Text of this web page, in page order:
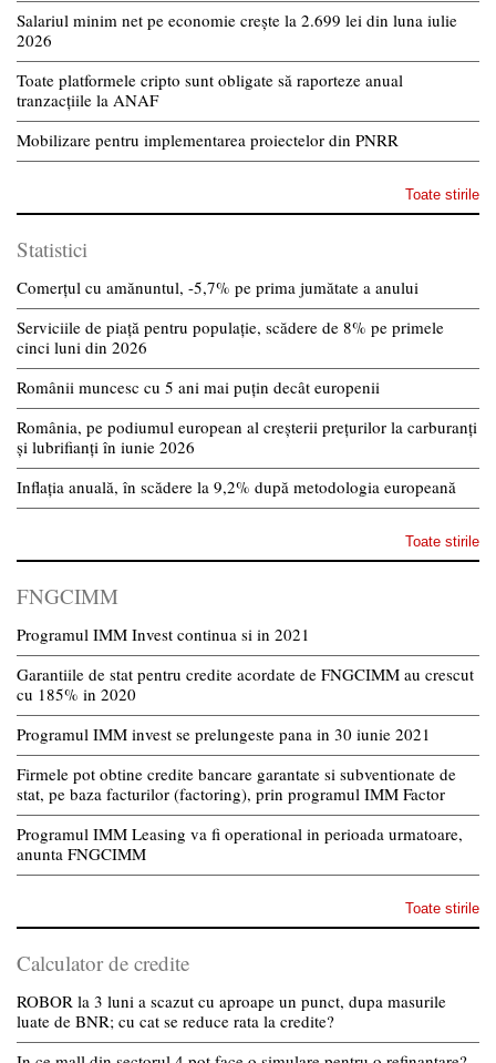
Salariul minim net pe economie crește la 2.699 lei din luna iulie
2026
Toate platformele cripto sunt obligate să raporteze anual
tranzacțiile la ANAF
Mobilizare pentru implementarea proiectelor din PNRR
Toate stirile
Statistici
Comerțul cu amănuntul, -5,7% pe prima jumătate a anului
Serviciile de piață pentru populație, scădere de 8% pe primele
cinci luni din 2026
Românii muncesc cu 5 ani mai puțin decât europenii
România, pe podiumul european al creșterii prețurilor la carburanți
și lubrifianți în iunie 2026
Inflația anuală, în scădere la 9,2% după metodologia europeană
Toate stirile
FNGCIMM
Programul IMM Invest continua si in 2021
Garantiile de stat pentru credite acordate de FNGCIMM au crescut
cu 185% in 2020
Programul IMM invest se prelungeste pana in 30 iunie 2021
Firmele pot obtine credite bancare garantate si subventionate de
stat, pe baza facturilor (factoring), prin programul IMM Factor
Programul IMM Leasing va fi operational in perioada urmatoare,
anunta FNGCIMM
Toate stirile
Calculator de credite
ROBOR la 3 luni a scazut cu aproape un punct, dupa masurile
luate de BNR; cu cat se reduce rata la credite?